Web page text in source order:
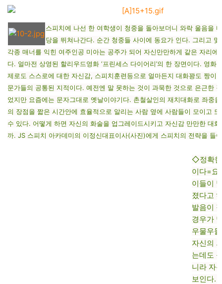
스피치에 나선 한 여학생이 청중을 돌아보더니 와락 울음을
당을 뛰쳐나간다. 순간 청중들 사이에 동요가 인다. 그리고
각종 매너를 익힌 여주인공 미아는 공주가 되어 자신만만하게 같은 자리에
다. 얼마전 상영된 할리우드영화 ‘프린세스 다이어리’의 한 장면이다. 영화
제로도 스스로에 대한 자신감, 스피치훈련등으로 얼마든지 대화꽝도 짱이
문가들의 공통된 지적이다. 예전엔 말 못하는 것이 과묵한 것으로 은근한
었지만 요즘에는 문자그대로 옛날이야기다. 촌철살인의 재치대화로 좌중
의 장점을 짧은 시간안에 효율적으로 알리는 사람 옆에 사람들이 모이고
수 있다. 어떻게 하면 자신의 화술을 업그레이드시키고 자신감 만만한 대
까. JS 스피치 아카데미의 이정신대표이사(사진)에게 스피치의 전략을 들
◇정확
이다=요
이들이
졌다고
발음이
경우가
우물우
자신의
는데도
니라 자
보인다.